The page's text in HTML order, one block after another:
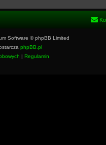
Software © phpBB Limited
phpBB.pl
| Regulamin